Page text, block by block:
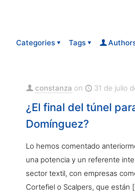
Categories Tags
constanza on 31 de julio
¿El final del túnel
Domínguez?
Lo hemos comentado
una potencia y un referente
sector textil, con empresas
Cortefiel o Scalpers, que están